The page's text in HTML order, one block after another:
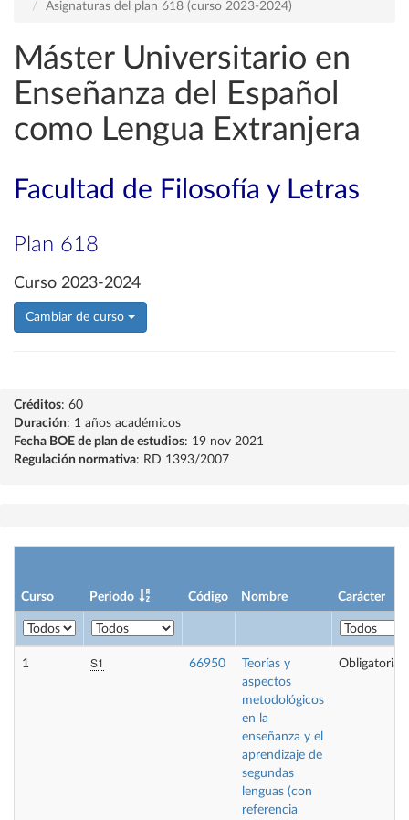
Asignaturas del plan 618 (curso 2023-2024)
Máster Universitario en
Enseñanza del Español
como Lengua Extranjera
Facultad de Filosofía y Letras
Plan 618
Curso 2023-2024
Cambiar de curso
Créditos: 60
Duración: 1 años académicos
Fecha BOE de plan de estudios: 19 nov 2021
Regulación normativa: RD 1393/2007
Curso Periodo Código Nombre Carácter
1 S1 66950
Teorías y
aspectos
metodológicos
en la
enseñanza y el
aprendizaje de
segundas
lenguas (con
referencia
Obligatoria